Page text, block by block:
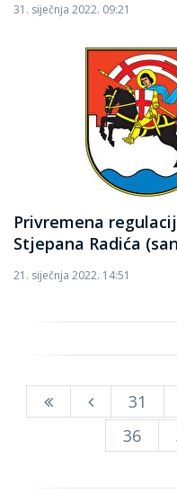
31. siječnja 2022. 09:21
Privremena
Stjepana Radića
21. siječnja 2022. 14:51
31
36